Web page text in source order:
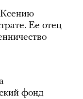
Ее отец
фонд